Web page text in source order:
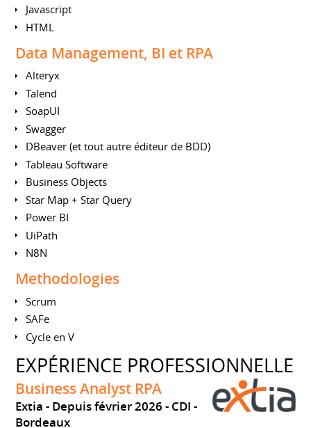
Javascript
HTML
Data Management, BI et RPA
Alteryx
Talend
SoapUI
Swagger
DBeaver (et tout autre éditeur de BDD)
Tableau Software
Business Objects
Star Map + Star Query
Power BI
UiPath
N8N
Methodologies
Scrum
SAFe
Cycle en V
EXPÉRIENCE PROFESSIONNELLE
Business Analyst RPA
Extia Depuis février 2026 CDI
Bordeaux